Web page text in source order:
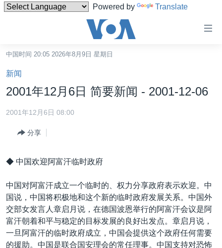
Powered by Translate
碍
链
跳
转
导
跳
港澳
印太
中东
欧洲
非洲
经济·金融·贸易
人权·法律·宗教
科教·文娱·体健
军事
美中关系
热点专题
白宫要闻
国会报道
VOA视频
VOA今日焦点
中国时间 20:05 2026年8月9日 星期日
新闻
2001年12月6日 简要新闻 - 2001-12-06
2001年12月6日 08:00
分享
◆ 中国欢迎阿富汗临时政府
中国对阿富汗成立一个临时的、权力分享政府表示欢迎。中
国说，中国将积极地和这个新的临时政府发展关系。中国外
交部女发言人章启月说，在德国波恩举行的阿富汗会议是阿
富汗朝着和平与稳定的目标发展的良好出发点。章启月说，
一旦阿富汗的临时政府成立，中国会提供这个政府任何需要
的援助。中国是联合国安理会的常任理事。中国支持对恐怖